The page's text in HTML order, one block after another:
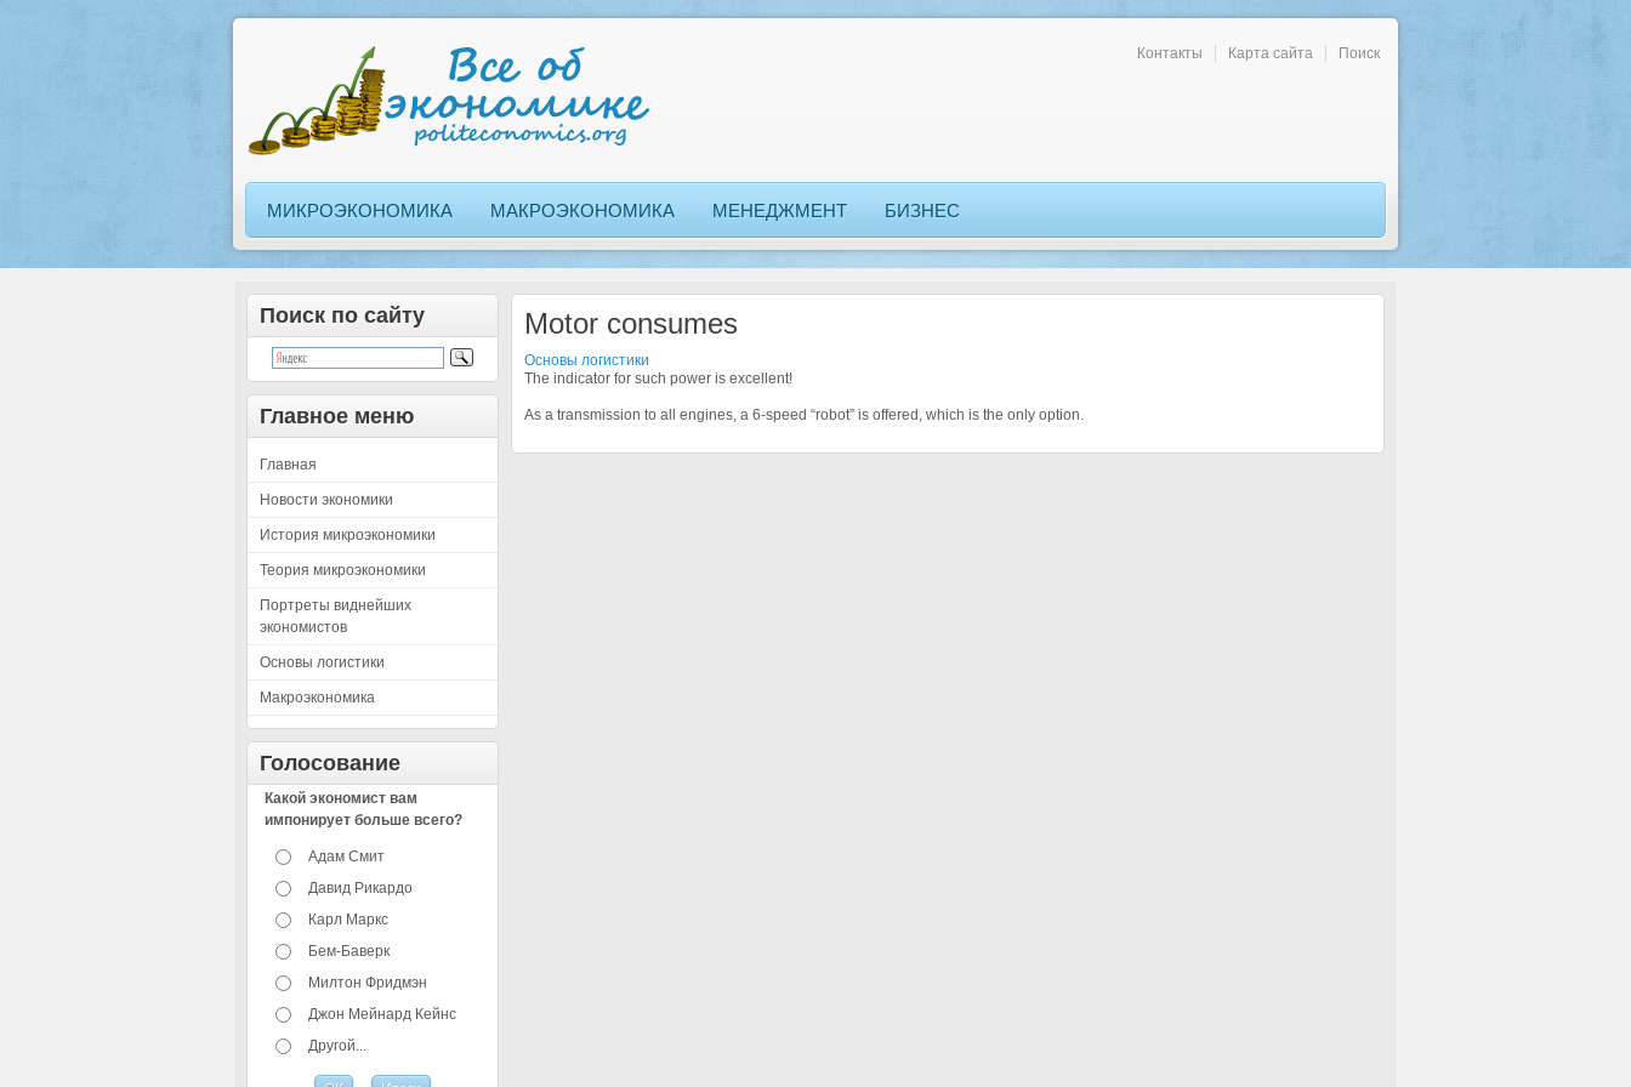
Контакты Карта сайта Поиск
МИКРОЭКОНОМИКА МАКРОЭКОНОМИКА МЕНЕДЖМЕНТ БИЗНЕС
Поиск по сайту
Главное меню
Главная
Новости экономики
История микроэкономики
Теория микроэкономики
Портреты виднейших
экономистов
Основы логистики
Макроэкономика
Голосование
Какой экономист вам
импонирует больше всего?
Адам Смит
Давид Рикардо
Карл Маркс
Бем-Баверк
Милтон Фридмэн
Джон Мейнард Кейнс
Другой...
Motor consumes
Основы логистики
The indicator for such power is excellent!
As a transmission to all engines, a 6-speed “robot” is offered, which is the only option.